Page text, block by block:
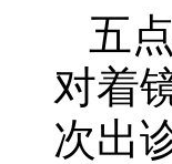
五
对着
次出